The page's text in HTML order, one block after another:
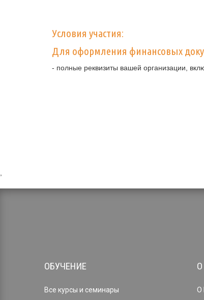
Условия участия:
Для оформления финансовых
- полные реквизиты вашей организации,
ОБУЧЕНИЕ
Все курсы и семинары О